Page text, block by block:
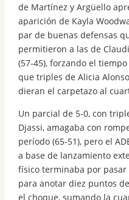
de Martínez y Argüello
aparición de Kayla
par de buenas defensas
permitieron a las de
(57-45), forzando el
que triples de Alicia
dieran el carpetazo al
Un parcial de 5-0, con
Djassi, amagaba con
período (65-51), pero el
a base de lanzamiento
físico terminaba por
para anotar diez puntos
el choque, sumando la